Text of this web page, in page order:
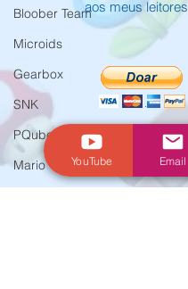
Bloober Team
Microids
Gearbox
SNK
PQube
Mario
aos meus leitores
YouTube Email